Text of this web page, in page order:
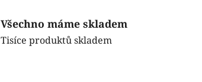
Všechno máme skladem
Tisíce produktů skladem